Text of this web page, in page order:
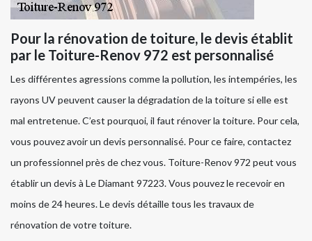
Pour la rénovation de toiture, le devis établit
par le Toiture-Renov 972 est personnalisé
Les différentes agressions comme la pollution, les intempéries, les
rayons UV peuvent causer la dégradation de la toiture si elle est
mal entretenue. C’est pourquoi, il faut rénover la toiture. Pour cela,
vous pouvez avoir un devis personnalisé. Pour ce faire, contactez
un professionnel près de chez vous. Toiture-Renov 972 peut vous
établir un devis à Le Diamant 97223. Vous pouvez le recevoir en
moins de 24 heures. Le devis détaille tous les travaux de
rénovation de votre toiture.